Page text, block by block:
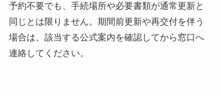
予約不要でも、手続場所や必要書類が通常更新と
同じとは限りません。期間前更新や再交付を伴う
場合は、該当する公式案内を確認してから窓口へ
連絡してください。